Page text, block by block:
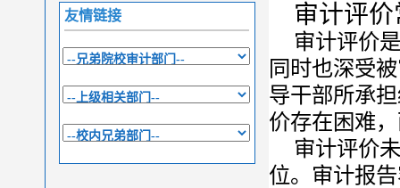
友情链接 审计评
审计评价
同时也深受
导干部所承
价存在困难
审计评价
位。审计报